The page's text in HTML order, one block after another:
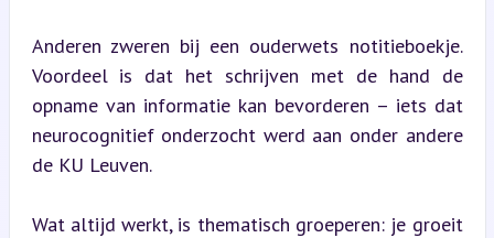
Anderen zweren bij een ouderwets notitieboekje.
Voordeel is dat het schrijven met de hand de
opname van informatie kan bevorderen – iets dat
neurocognitief onderzocht werd aan onder andere
de KU Leuven.
Wat altijd werkt, is thematisch groeperen: je groeit